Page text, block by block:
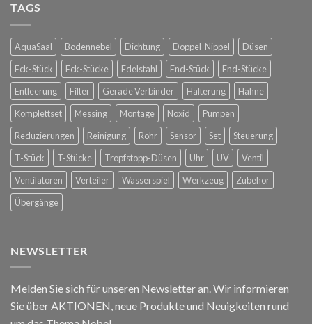
Hofreitschule
in
Wien
TAGS
AquaSaal Bodennebel Dichtung Doppel-Nippel
Düsen
Eck-Stück
Eck-Stücke Edelstahl End-Stück
End-Stücke
Entleerung
Filter Gerade Verbinder Halterung
Hähne
Komplettset
Messing Montage Noxid
Pumpen
Reduzierungen
Reinigung Rohr Sensor Set
Steuerung
T-Stück
T-Stücke Tropfstopp-Düsen Uhr UV
Ventil
Ventilatoren
Verteiler Wasserspiel Werkzeug
Zubehör
Übergänge
NEWSLETTER
Melden Sie sich für unseren Newsletter an. Wir informieren
Sie über AKTIONEN, neue Produkte und Neuigkeiten rund